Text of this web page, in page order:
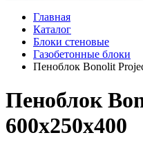
Главная
Каталог
Блоки стеновые
Газобетонные блоки
Пеноблок Bonolit
Пеноблок
600х250х400